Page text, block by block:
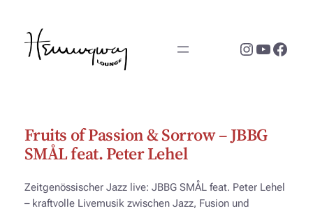
springen
Instagram
Fruits of Passion & Sorrow – JBBG
SMÅL feat. Peter Lehel
Zeitgenössischer Jazz live: JBBG SMÅL feat. Peter Lehel
– kraftvolle Livemusik zwischen Jazz, Fusion und